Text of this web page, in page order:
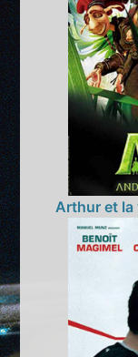
Arthur et la